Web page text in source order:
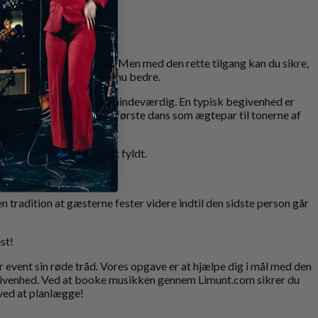
opgaver samtidig. Men med den rette tilgang kan du sikre,
gøre oplevelsen endnu bedre.
der gør aftenen mindeværdig. En typisk begivenhed er
tager deres første dans som ægtepar til tonerne af
høj og dansegulvet fyldt.
til en lille buffet.
tradition at gæsterne fester videre indtil den sidste person går
sin røde tråd. Vores opgave er at hjælpe dig i mål med den
Ved at booke musikken gennem Limunt.com sikrer du
at planlægge!